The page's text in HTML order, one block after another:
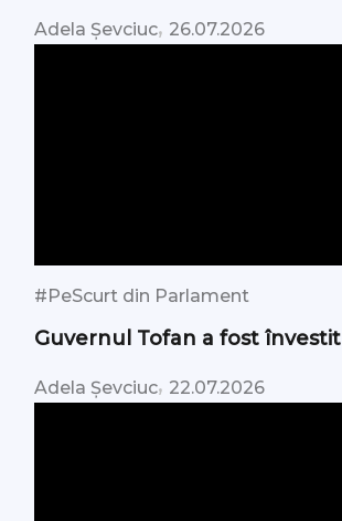
Adela Șevciuc, 26.07.2026
#PeScurt din Parlament
Guvernul Tofan a fost învestit
Adela Șevciuc, 22.07.2026